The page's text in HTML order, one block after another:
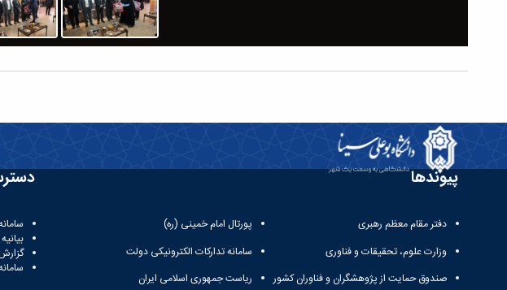
پیوندها
دفتر مقام معظم رهبری
وزارت علوم، تحقیقات و فناوری
صندوق حمایت از پژوهشگران و فناوران کشور
پورتال امام خمینی (ره)
سامانه تدارکات الکترونیکی دولت
ریاست جمهوری اسلامی ایران